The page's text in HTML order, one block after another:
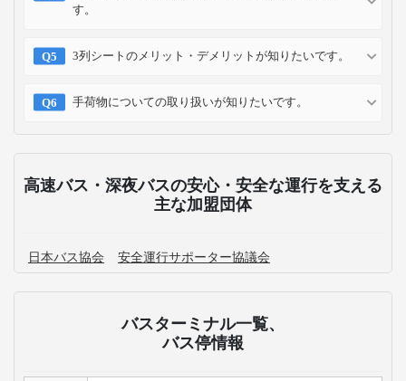
す。
3列シートのメリット・デメリットが知りたいです。
手荷物についての取り扱いが知りたいです。
高速バス・深夜バスの安心・安全な運行を支える
主な加盟団体
日本バス協会 安全運行サポーター協議会
バスターミナル一覧、
バス停情報